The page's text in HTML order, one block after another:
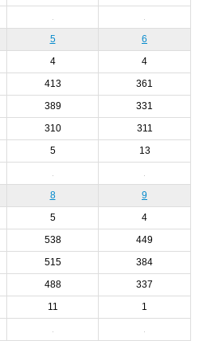
5 6
4 4
413 361
389 331
310 311
5 13
8 9
5 4
538 449
515 384
488 337
11 1